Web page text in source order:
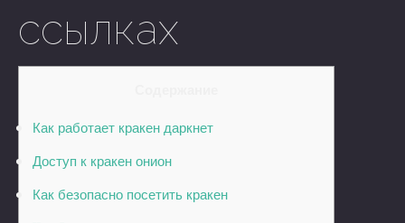
ссылках
Как работает кракен даркнет
Доступ к кракен онион
Как безопасно посетить кракен